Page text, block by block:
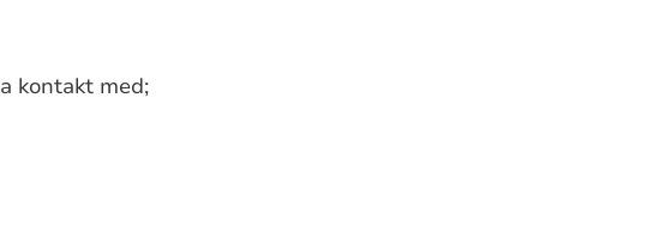
kontakt med;